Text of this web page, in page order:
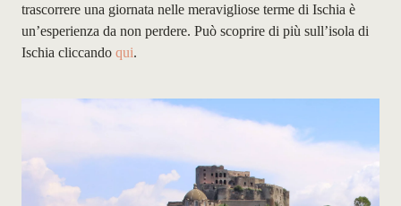
trascorrere una giornata nelle meravigliose terme di Ischia è
un’esperienza da non perdere. Può scoprire di più sull’isola di
Ischia cliccando qui.